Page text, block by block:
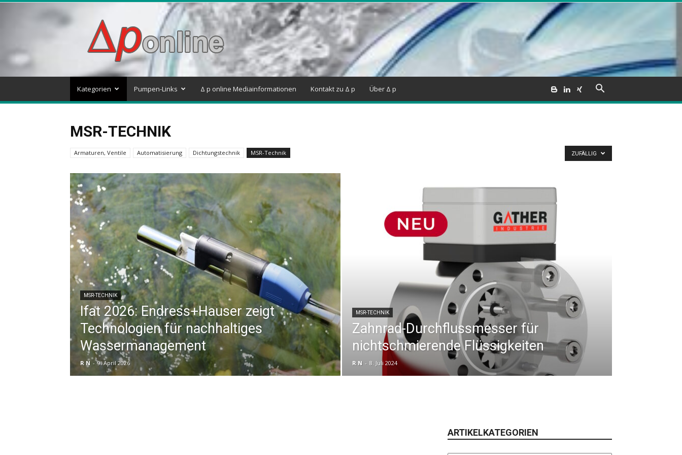
Delta
p
–
Pumpen
Systeme
Blog
Kategorien Pumpen-Links Δ p online Mediainformationen Kontakt zu Δ p Über Δ p
MSR-TECHNIK
Armaturen, Ventile Automatisierung Dichtungstechnik MSR-Technik ZUFÄLLIG
MSR-TECHNIK
Ifat 2026: Endress+Hauser zeigt
Technologien für nachhaltiges
Wassermanagement
R N - 9. April 2026
MSR-TECHNIK
Zahnrad-Durchflussmesser für
nichtschmierende Flüssigkeiten
R N - 8. Juli 2024
ARTIKELKATEGORIEN
Artikelkategorien